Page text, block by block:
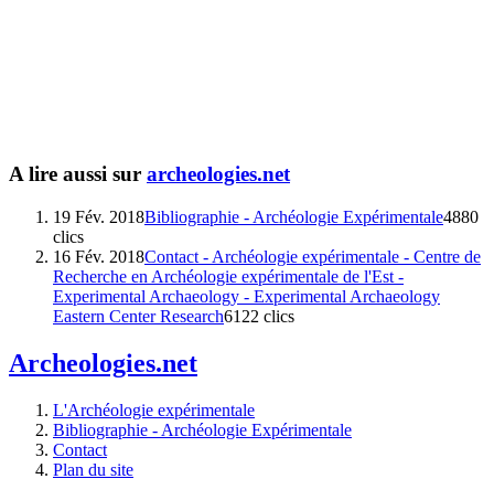
A lire aussi sur archeologies.net
19 Fév. 2018Bibliographie - Archéologie Expérimentale4880
clics
16 Fév. 2018Contact - Archéologie expérimentale - Centre de
Recherche en Archéologie expérimentale de l'Est -
Experimental Archaeology - Experimental Archaeology
Eastern Center Research6122 clics
Archeologies.net
L'Archéologie expérimentale
Bibliographie - Archéologie Expérimentale
Contact
Plan du site